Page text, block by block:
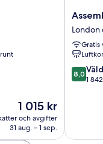
Priset
1 015 kr
1 015 kr
och avgifter
31 aug. – 1 sep.
Square
London
centrum
London
8.0
av
8,0
1